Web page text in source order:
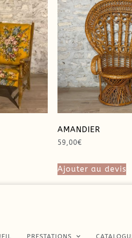
AMANDIER
59,00€
Ajouter au devis
PRESTATIONS